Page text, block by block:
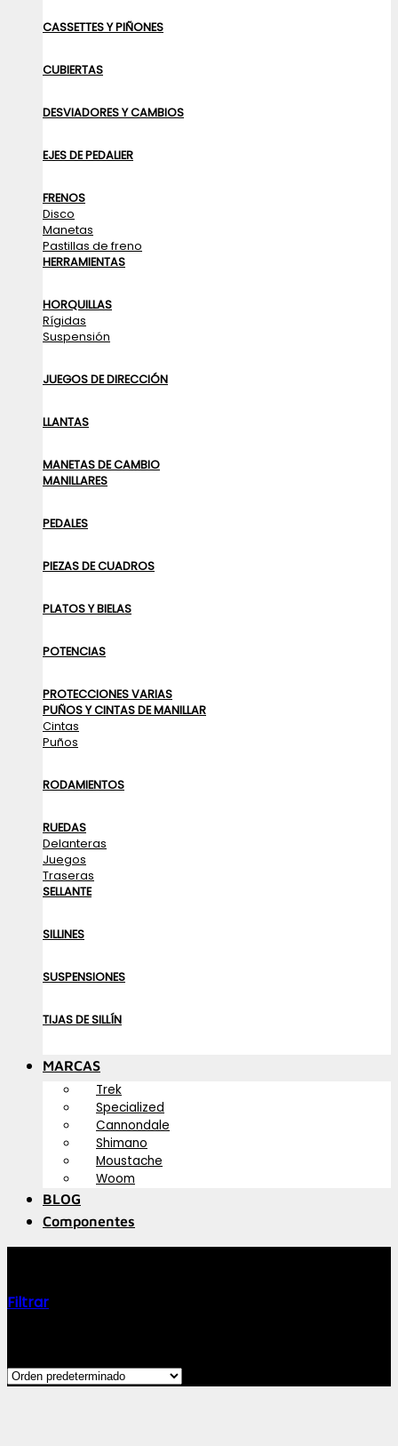
CASSETTES Y PIÑONES
CUBIERTAS
DESVIADORES Y CAMBIOS
EJES DE PEDALIER
FRENOS
Disco
Manetas
Pastillas de freno
HERRAMIENTAS
HORQUILLAS
Rígidas
Suspensión
JUEGOS DE DIRECCIÓN
LLANTAS
MANETAS DE CAMBIO
MANILLARES
PEDALES
PIEZAS DE CUADROS
PLATOS Y BIELAS
POTENCIAS
PROTECCIONES VARIAS
PUÑOS Y CINTAS DE MANILLAR
Cintas
Puños
RODAMIENTOS
RUEDAS
Delanteras
Juegos
Traseras
SELLANTE
SILLINES
SUSPENSIONES
TIJAS DE SILLÍN
MARCAS
Trek
Specialized
Cannondale
Shimano
Moustache
Woom
BLOG
Componentes
Filtrar